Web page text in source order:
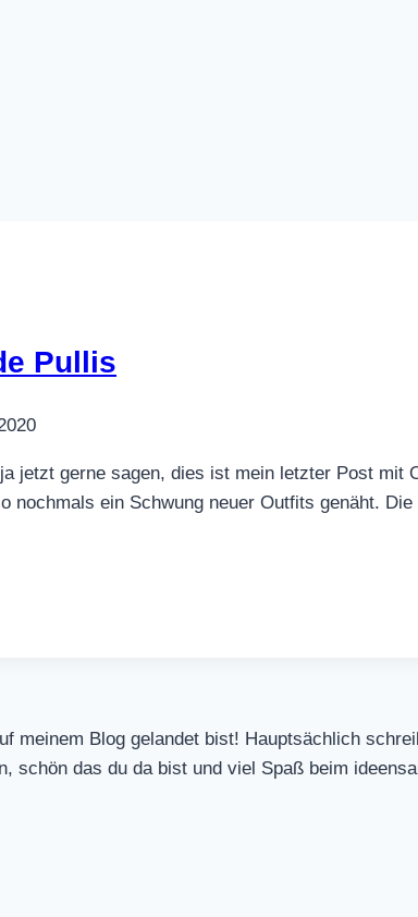
Pullis
jetzt gerne sagen, dies ist mein letzter Post
nochmals ein Schwung neuer Outfits genäht.
meinem Blog gelandet bist! Hauptsächlich
schön das du da bist und viel Spaß beim